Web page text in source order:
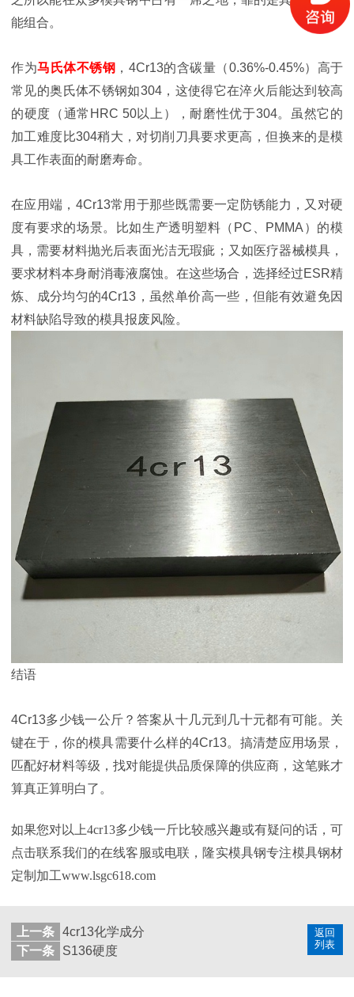
能组合。
作为马氏体不锈钢 ，4Cr13的含碳量（0.36%-0.45%）高于
常见的奥氏体不锈钢如304，这使得它在淬火后能达到较高
的硬度（通常HRC 50以上），耐磨性优于304。虽然它的
加工难度比304稍大，对切削刀具要求更高，但换来的是模
具工作表面的耐磨寿命。
在应用端，4Cr13常用于那些既需要一定防锈能力，又对硬
度有要求的场景。比如生产透明塑料（PC、PMMA）的模
具，需要材料抛光后表面光洁无瑕疵；又如医疗器械模具，
要求材料本身耐消毒液腐蚀。在这些场合，选择经过ESR精
炼、成分均匀的4Cr13，虽然单价高一些，但能有效避免因
材料缺陷导致的模具报废风险。
结语
4Cr13多少钱一公斤？答案从十几元到几十元都有可能。关
键在于，你的模具需要什么样的4Cr13。搞清楚应用场景，
匹配好材料等级，找对能提供品质保障的供应商，这笔账才
算真正算明白了。
如果您对以上4cr13多少钱一斤比较感兴趣或有疑问的话，可
点击联系我们的在线客服或电联，隆实模具钢专注模具钢材
定制加工www.lsgc618.com
返回
列表
上一条 4cr13化学成分
下一条
S136硬度